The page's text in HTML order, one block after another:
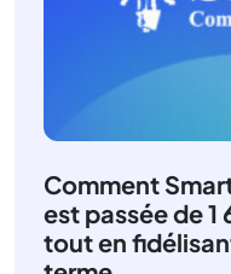
Comment
est passée de
tout en